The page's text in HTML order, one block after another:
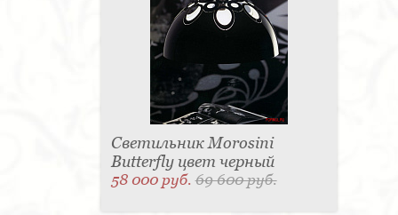
Светильник Morosini
Butterfly цвет черный
58 000 руб.69 600 руб.